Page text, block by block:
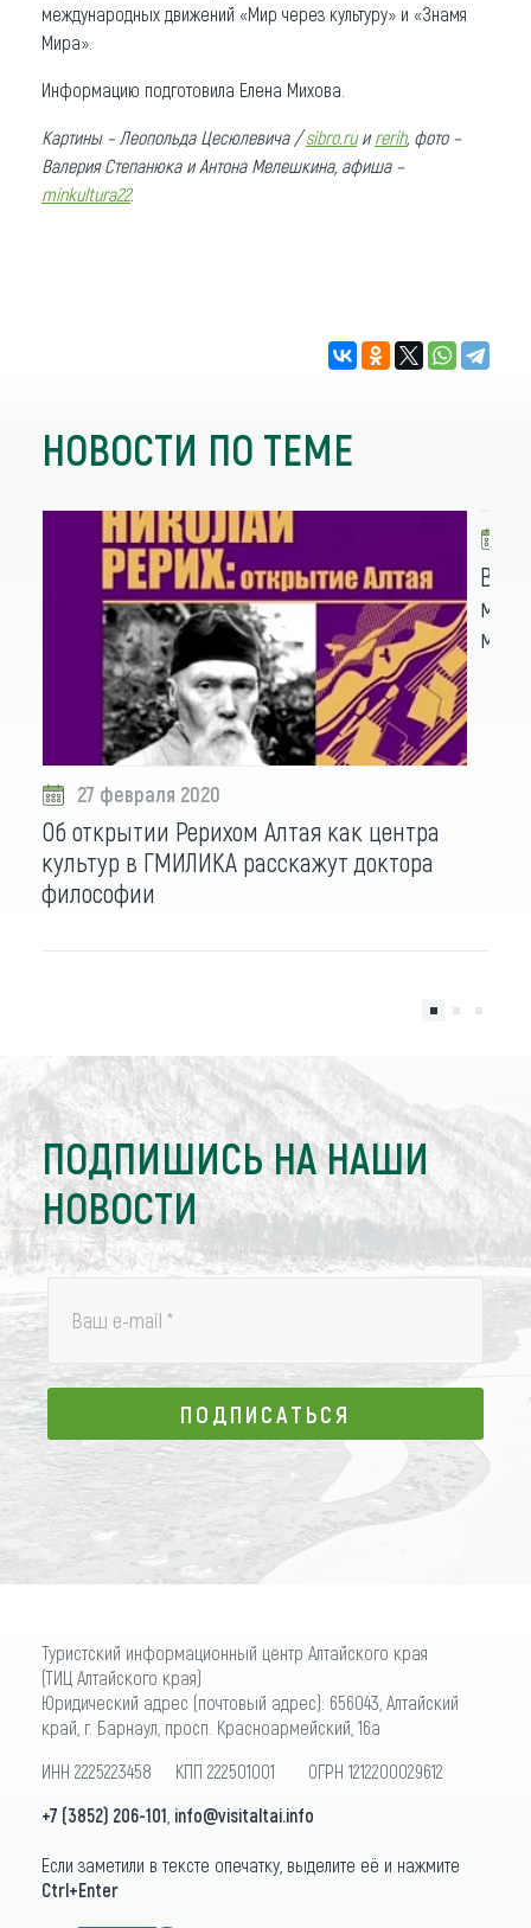
международных движений «Мир через культуру» и «Знамя
Мира».
Информацию подготовила Елена Михова.
Картины – Леопольда Цесюлевича /sibro.ruи rerih, фото –
Валерия Степанюка и Антона Мелешкина, афиша –
minkultura22.
НОВОСТИ ПО ТЕМЕ
27 февраля 2020
Об открытии Рерихом Алтая как центра
культур в ГМИЛИКА расскажут доктора
философии
В
ПОДПИШИСЬ НА НАШИ
НОВОСТИ
Ваш e-mail *
ПОДПИСАТЬСЯ
ПОДПИСАТЬСЯ
Туристский информационный центр Алтайского края
(ТИЦ Алтайского края)
Юридический адрес (почтовый адрес): 656043, Алтайский
край, г. Барнаул, просп. Красноармейский, 16а
ИНН 2225223458 КПП 222501001 ОГРН 1212200029612
+7 (3852) 206-101 info@visitaltai.info
Если заметили в тексте опечатку, выделите её и нажмите
Ctrl+Enter